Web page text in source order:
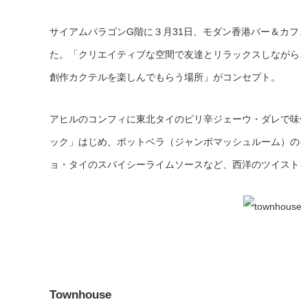
サイアムパラゴンG階に３月31日、モダン香港バー＆カ
た。「クリエイティブな空間で友達とリラックスしなが
創作カクテルを楽しんでもらう場所」がコンセプト。
アヒルのコンフィに東北タイのピリ辛ジェーウ・ダレで
ック」はじめ、ポットベラ（ジャンボマッシュルーム）
ョ・タイのスパイシーライムソースなど、西洋のツイス
Townhouse